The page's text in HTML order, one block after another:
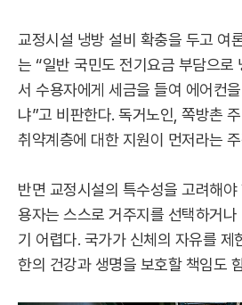
교정시설 냉방 설비 확충을 두고 여
는 “일반 국민도 전기요금 부담으로
서 수용자에게 세금을 들여 에어컨
냐”고 비판한다. 독거노인, 쪽방촌
취약계층에 대한 지원이 먼저라는
반면 교정시설의 특수성을 고려해
용자는 스스로 거주지를 선택하거
기 어렵다. 국가가 신체의 자유를 제
한의 건강과 생명을 보호할 책임도